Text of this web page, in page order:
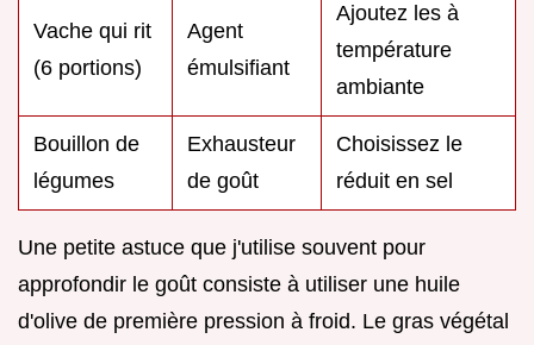
Vache qui rit
(6 portions)
Agent
émulsifiant
Ajoutez les à
température
ambiante
Bouillon de
légumes
Exhausteur
de goût
Choisissez le
réduit en sel
Une petite astuce que j'utilise souvent pour
approfondir le goût consiste à utiliser une huile
d'olive de première pression à froid. Le gras végétal